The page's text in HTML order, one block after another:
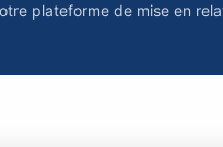
plateforme de mise en